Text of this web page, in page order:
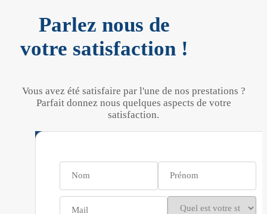
Parlez nous de
votre satisfaction !
Vous avez été satisfaire par l'une de nos prestations ?
Parfait donnez nous quelques aspects de votre
satisfaction.